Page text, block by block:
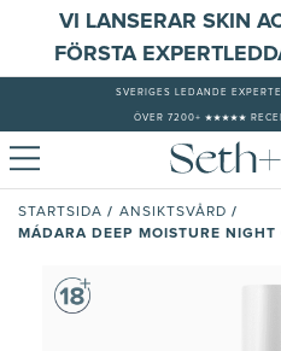
VI LANSERAR SKIN
FÖRSTA
SVERIGES LEDANDE
ÖVER 7200+ ★★★★★
STARTSIDA / ANSIKTSVÅRD /
MÁDARA DEEP MOISTURE NIGHT